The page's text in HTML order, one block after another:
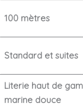
100 mètres
Standard et suites
Literie haut de
marine douce